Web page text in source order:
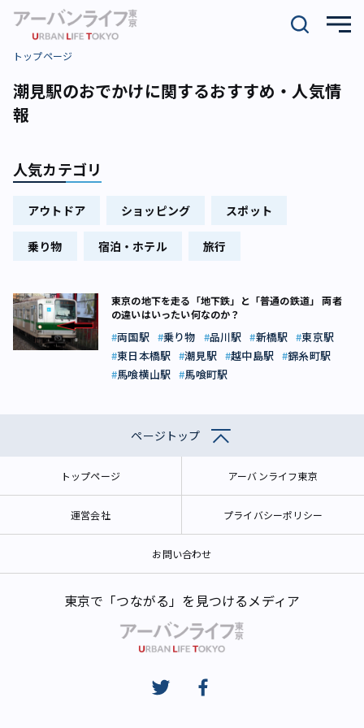
トップページ
潮見駅のおでかけに関するおすすめ・人気情
報
人気カテゴリ
アウトドア ショッピング スポット
乗り物 宿泊・ホテル 旅行
東京の地下を走る「地下鉄」と「普通の鉄道」 両者
の違いはいったい何なのか？
両国駅 乗り物 品川駅 新橋駅
東京駅
東日本橋駅
潮見駅 越中島駅
錦糸町駅
馬喰横山駅
馬喰町駅
ページトップ
トップページ アーバンライフ東京
運営会社 プライバシーポリシー
お問い合わせ
東京で「つながる」を見つけるメディア